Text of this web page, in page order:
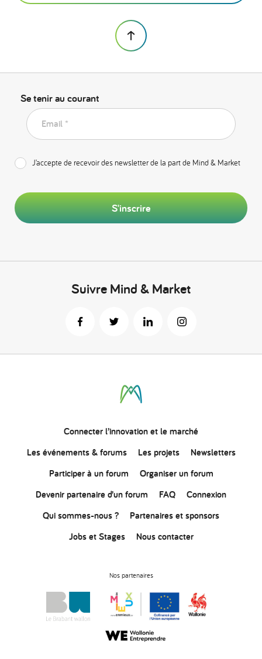
Se tenir au courant
Email *
J’accepte de recevoir des newsletter de la part de Mind & Market
S'inscrire
Suivre Mind & Market
Connecterl’innovationet le marché
Les événements & forums
Les projets
Newsletters
Participer à un forum
Organiser un forum
Devenir partenaire d’un forum
FAQ
Connexion
Qui sommes-nous ?
Partenaires et sponsors
Jobs et Stages
Nous contacter
Nos partenaires